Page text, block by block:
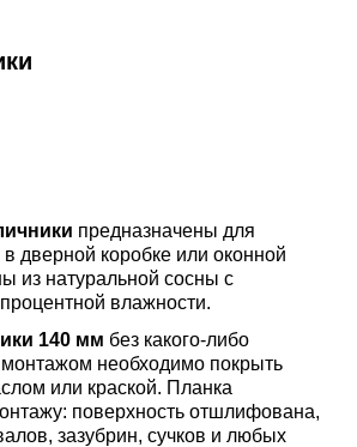
предназначены для
дверной коробке или оконной
из натуральной сосны с
влажности.
140 мм без какого-либо
необходимо покрыть
или краской. Планка
поверхность отшлифована,
зазубрин, сучков и любых